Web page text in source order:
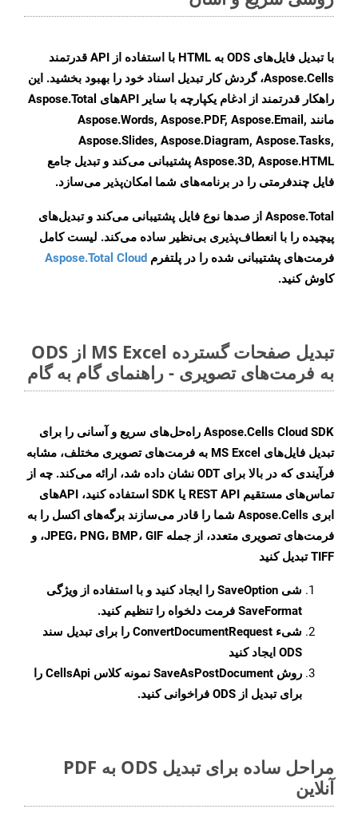
با تبدیل فایل‌های ODS به HTML با استفاده از API قدرتمند
Aspose.Cells، گردش کار تبدیل اسناد خود را بهبود بخشید. این
راهکار قدرتمند از ادغام یکپارچه با سایر APIهای Aspose.Total
مانند Aspose.Words, Aspose.PDF, Aspose.Email,
Aspose.Slides, Aspose.Diagram, Aspose.Tasks,
Aspose.3D, Aspose.HTML پشتیبانی می‌کند و تبدیل جامع
فایل چندفرمتی را در برنامه‌های شما امکان‌پذیر می‌سازد.
Aspose.Total از صدها نوع فایل پشتیبانی می‌کند و تبدیل‌های
پیچیده را با انعطاف‌پذیری بی‌نظیر ساده می‌کند. لیست کامل
فرمت‌های پشتیبانی شده را در پلتفرم Aspose.Total Cloud
کاوش کنید.
تبدیل صفحات گسترده MS Excel از ODS
به فرمت‌های تصویری - راهنمای گام به گام
Aspose.Cells Cloud SDK راه‌حل‌های سریع و آسانی را برای
تبدیل فایل‌های MS Excel به فرمت‌های تصویری مختلف، مشابه
فرآیندی که در بالا برای ODT نشان داده شد، ارائه می‌کند. چه از
تماس‌های مستقیم REST API یا SDK استفاده کنید، APIهای
ابری Aspose.Cells شما را قادر می‌سازند برگه‌های اکسل را به
فرمت‌های تصویری متعدد، از جمله JPEG، PNG، BMP، GIF، و
TIFF تبدیل کنید
شی SaveOption را ایجاد کنید و با استفاده از ویژگی
SaveFormat فرمت دلخواه را تنظیم کنید.
شیء ConvertDocumentRequest را برای تبدیل سند
ODS ایجاد کنید
روش SaveAsPostDocument
نمونه کلاس CellsApi را
برای تبدیل از ODS فراخوانی کنید.
مراحل ساده برای تبدیل ODS به PDF
آنلاین